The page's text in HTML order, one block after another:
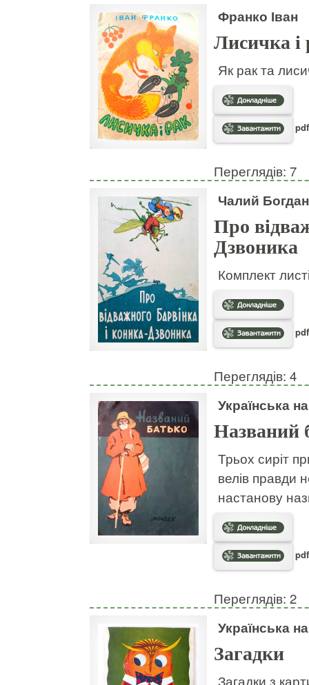
Франко Іван
Лисичка і
Як рак та
Переглядів: 7
Чалий
Про
Дзвоника
Комплект
Переглядів: 4
Українська
Названий
Трьох сиріт
велів правди
настанову
Переглядів: 2
Українська
Загадки
Загадки з